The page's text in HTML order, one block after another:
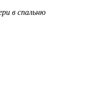
в спальню